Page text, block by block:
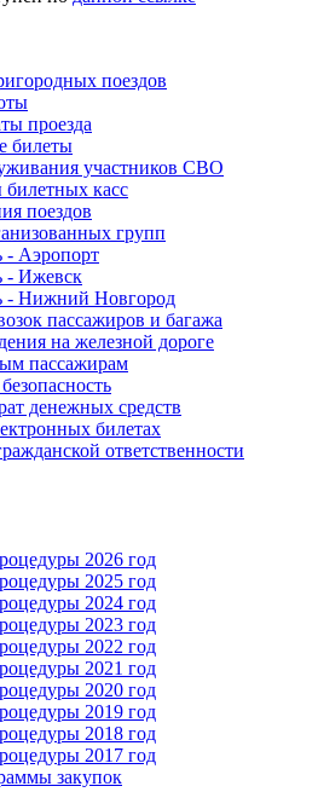
поездов
проезда
билеты
участников СВО
касс
поездов
групп
- Аэропорт
- Ижевск
- Нижний Новгород
пассажиров и багажа
на железной дороге
пассажирам
денежных средств
билетах
ответственности
2026 год
2025 год
2024 год
2023 год
2022 год
2021 год
2020 год
2019 год
2018 год
2017 год
закупок